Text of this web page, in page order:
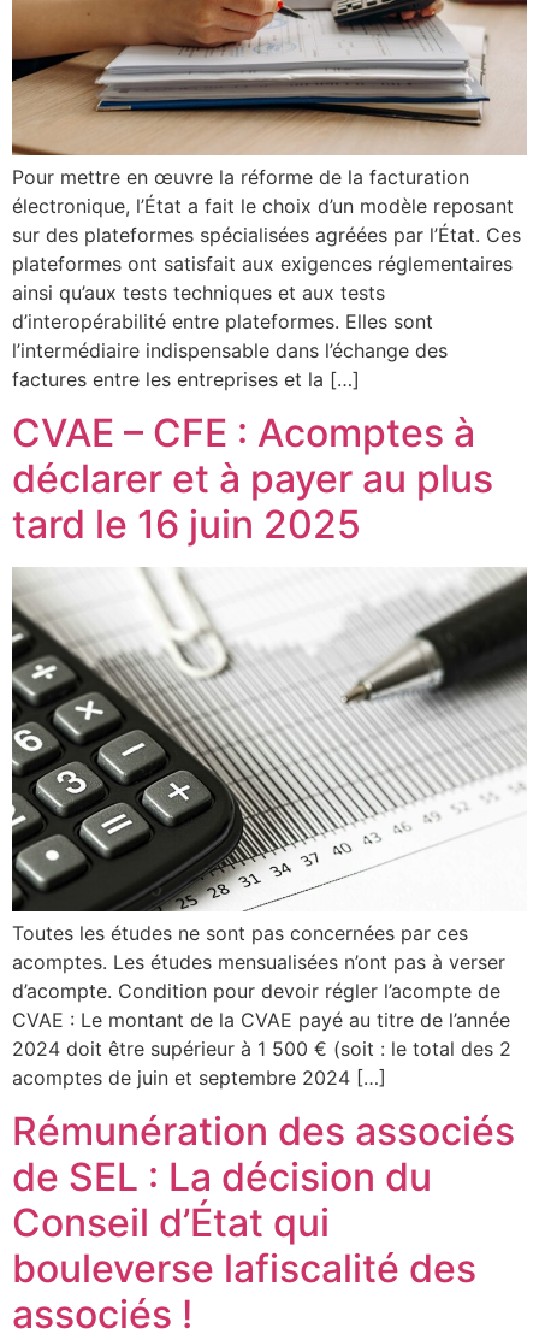
Pour mettre en œuvre la réforme de la facturation
électronique, l’État a fait le choix d’un modèle reposant
sur des plateformes spécialisées agréées par l’État. Ces
plateformes ont satisfait aux exigences réglementaires
ainsi qu’aux tests techniques et aux tests
d’interopérabilité entre plateformes. Elles sont
l’intermédiaire indispensable dans l’échange des
factures entre les entreprises et la […]
CVAE – CFE : Acomptes à
déclarer et à payer au plus
tard le 16 juin 2025
Toutes les études ne sont pas concernées par ces
acomptes. Les études mensualisées n’ont pas à verser
d’acompte. Condition pour devoir régler l’acompte de
CVAE : Le montant de la CVAE payé au titre de l’année
2024 doit être supérieur à 1 500 € (soit : le total des 2
acomptes de juin et septembre 2024 […]
Rémunération des associés
de SEL : La décision du
Conseil d’État qui
bouleverse lafiscalité des
associés !